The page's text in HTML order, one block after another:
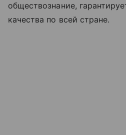
обществознание,
качества по всей стране.